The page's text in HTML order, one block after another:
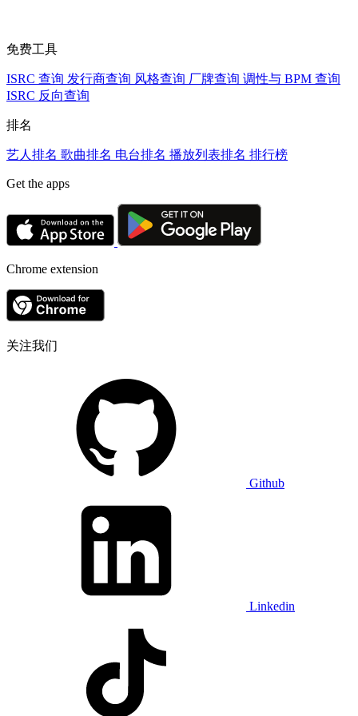
免费工具
ISRC 查询 发行商查询 风格查询 厂牌查询 调性与 BPM 查询
ISRC 反向查询
排名
艺人排名 歌曲排名 电台排名 播放列表排名 排行榜
Get the apps
Chrome extension
关注我们
Github
Linkedin